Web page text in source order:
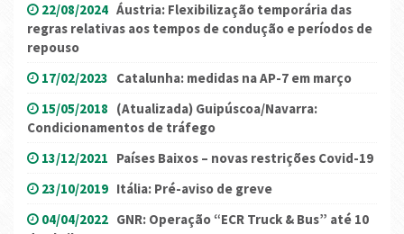
22/08/2024 Áustria: Flexibilização temporária das
regras relativas aos tempos de condução e períodos de
repouso
17/02/2023 Catalunha: medidas na AP-7 em março
15/05/2018 (Atualizada) Guipúscoa/Navarra:
Condicionamentos de tráfego
13/12/2021 Países Baixos – novas restrições Covid-19
23/10/2019 Itália: Pré-aviso de greve
04/04/2022 GNR: Operação “ECR Truck & Bus” até 10